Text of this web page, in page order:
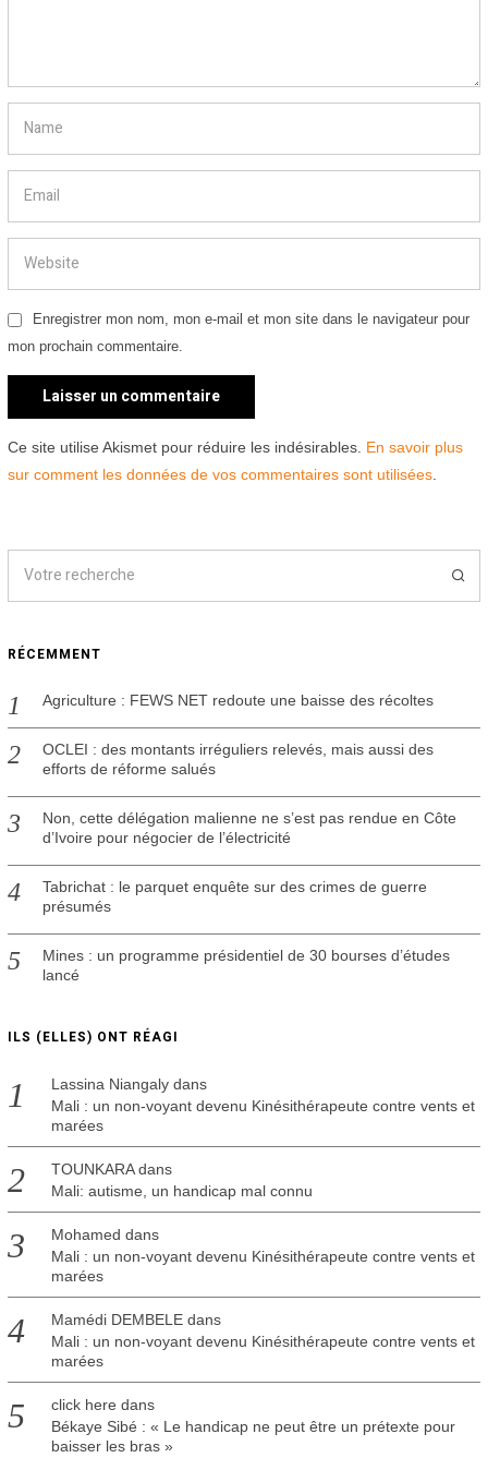
Enregistrer mon nom, mon e-mail et mon site dans le navigateur pour
mon prochain commentaire.
Ce site utilise Akismet pour réduire les indésirables. En savoir plus
sur comment les données de vos commentaires sont utilisées.
RÉCEMMENT
Agriculture : FEWS NET redoute une baisse des récoltes
OCLEI : des montants irréguliers relevés, mais aussi des
efforts de réforme salués
Non, cette délégation malienne ne s’est pas rendue en Côte
d’Ivoire pour négocier de l’électricité
Tabrichat : le parquet enquête sur des crimes de guerre
présumés
Mines : un programme présidentiel de 30 bourses d’études
lancé
ILS (ELLES) ONT RÉAGI
Lassina Niangalydans
Mali : un non-voyant devenu Kinésithérapeute contre vents et
marées
TOUNKARAdans
Mali: autisme, un handicap mal connu
Mohamed dans
Mali : un non-voyant devenu Kinésithérapeute contre vents et
marées
Mamédi DEMBELEdans
Mali : un non-voyant devenu Kinésithérapeute contre vents et
marées
click here dans
Békaye Sibé : « Le handicap ne peut être un prétexte pour
baisser les bras »